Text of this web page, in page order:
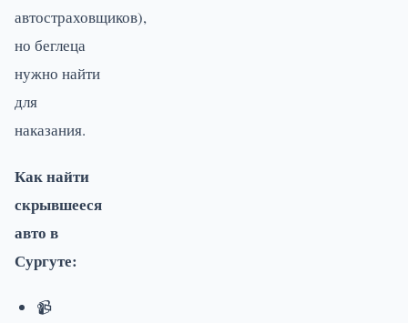
автостраховщиков),
но беглеца
нужно найти
для
наказания.
Как найти
скрывшееся
авто в
Сургуте:
📹